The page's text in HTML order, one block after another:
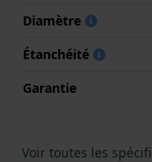
présente un
adaptée à toutes
Cette montre
mm en diamètre
Le boîtier
montre est dotée
Diamètre
Étanchéité
Garantie
Voir toutes les